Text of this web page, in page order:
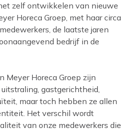
zelf ontwikkelen van nieuwe
Horeca Groep, met haar circa
de laatste jaren
bedrijf in de
Meyer Horeca Groep zijn
gastgerichtheid,
maar toch hebben ze allen
Het verschil wordt
van onze medewerkers die